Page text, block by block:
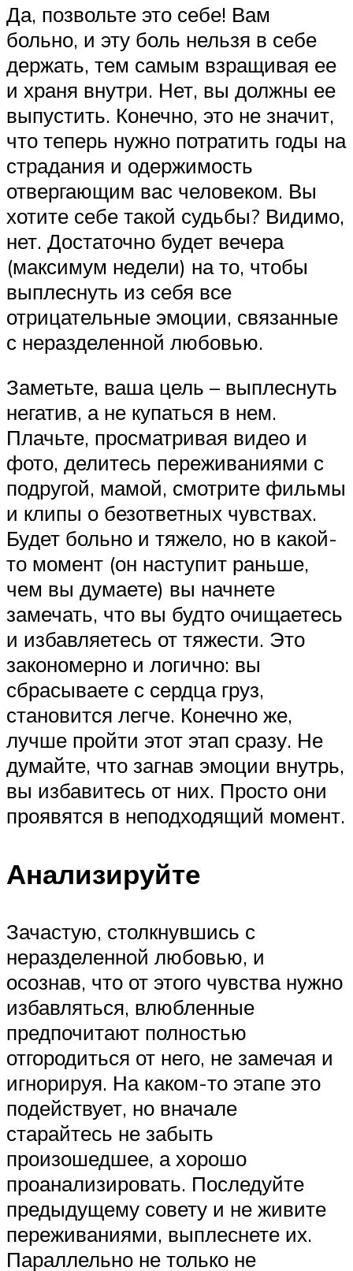
Да, позвольте это себе! Вам
больно, и эту боль нельзя в себе
держать, тем самым взращивая ее
и храня внутри. Нет, вы должны ее
выпустить. Конечно, это не значит,
что теперь нужно потратить годы на
страдания и одержимость
отвергающим вас человеком. Вы
хотите себе такой судьбы? Видимо,
нет. Достаточно будет вечера
(максимум недели) на то, чтобы
выплеснуть из себя все
отрицательные эмоции, связанные
с неразделенной любовью.
Заметьте, ваша цель – выплеснуть
негатив, а не купаться в нем.
Плачьте, просматривая видео и
фото, делитесь переживаниями с
подругой, мамой, смотрите фильмы
и клипы о безответных чувствах.
Будет больно и тяжело, но в какой-
то момент (он наступит раньше,
чем вы думаете) вы начнете
замечать, что вы будто очищаетесь
и избавляетесь от тяжести. Это
закономерно и логично: вы
сбрасываете с сердца груз,
становится легче. Конечно же,
лучше пройти этот этап сразу. Не
думайте, что загнав эмоции внутрь,
вы избавитесь от них. Просто они
проявятся в неподходящий момент.
Анализируйте
Зачастую, столкнувшись с
неразделенной любовью, и
осознав, что от этого чувства нужно
избавляться, влюбленные
предпочитают полностью
отгородиться от него, не замечая и
игнорируя. На каком-то этапе это
подействует, но вначале
старайтесь не забыть
произошедшее, а хорошо
проанализировать. Последуйте
предыдущему совету и не живите
переживаниями, выплеснете их.
Параллельно не только не